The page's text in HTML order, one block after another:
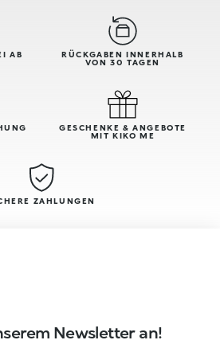
AB
RÜCKGABEN INNERHALB
VON 30 TAGEN
GESCHENKE & ANGEBOTE
MIT KIKO ME
ZAHLUNGEN
Newsletter an!